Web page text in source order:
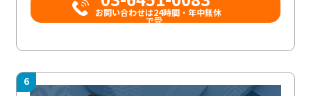
お問い合わせは24時間・年中無休
で受...
6